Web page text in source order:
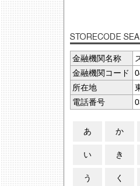
金融機関名称
金融機関コード
所在地
電話番号
あ か
い き
う く